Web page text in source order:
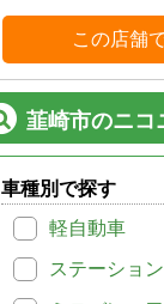
この店舗
韮崎市のニコ
車種別で探す
軽自動車
ステーショ